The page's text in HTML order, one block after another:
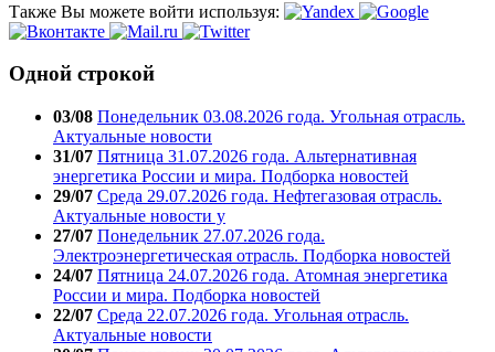
Также Вы можете войти используя:
Одной строкой
03/08 Понедельник 03.08.2026 года. Угольная отрасль.
Актуальные новости
31/07 Пятница 31.07.2026 года. Альтернативная
энергетика России и мира. Подборка новостей
29/07 Среда 29.07.2026 года. Нефтегазовая отрасль.
Актуальные новости у
27/07 Понедельник 27.07.2026 года.
Электроэнергетическая отрасль. Подборка новостей
24/07 Пятница 24.07.2026 года. Атомная энергетика
России и мира. Подборка новостей
22/07 Среда 22.07.2026 года. Угольная отрасль.
Актуальные новости